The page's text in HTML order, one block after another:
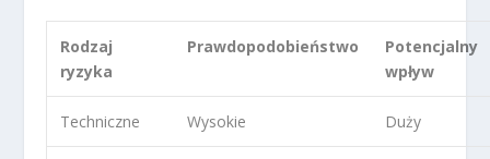
Rodzaj
ryzyka
Prawdopodobieństwo
Potencjalny
wpływ
Techniczne Wysokie Duży